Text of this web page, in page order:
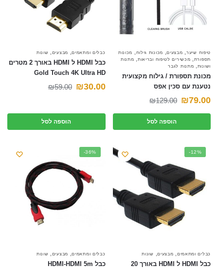
טיפוח שיער , מבצעים, מכונות גילוח , מכונות
תספורת , מכשירים לטיפוח ובריאות , מתנות
ושונות , מתנות לגבר
מכונת תספורת / גילוח מקצועית
נטענת עם סכין אפס
₪129.00
המחיר
המקורי
היה:
₪79.00
המחיר
הנוכחי
הוא:
הוספה לסל
כבלים ומתאמים, מבצעים , שונות
כבל HDMI ל HDMI באורך 2 מטרים
Gold Touch 4K Ultra HD
₪59.00
המחיר
היה:
₪59.00.
₪30.00
המחיר
הוא:
₪30.00.
הוספה לסל
-12%
כבלים ומתאמים מבצעים, שונות
כבל HDMI ל HDMI באורך 20
-36%
כבלים ומתאמים, מבצעים שונות
כבל HDMI-HDMI 5m